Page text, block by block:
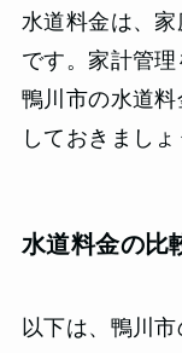
水道料金は、
です。家計管理
鴨川市の水道
しておきましょ
水道料金の比
以下は、鴨川